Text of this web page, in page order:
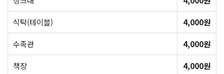
식탁(테이블)
4,000원
수족관
4,000원
책장
4,000원